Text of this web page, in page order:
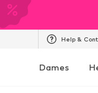
Help &
Dames